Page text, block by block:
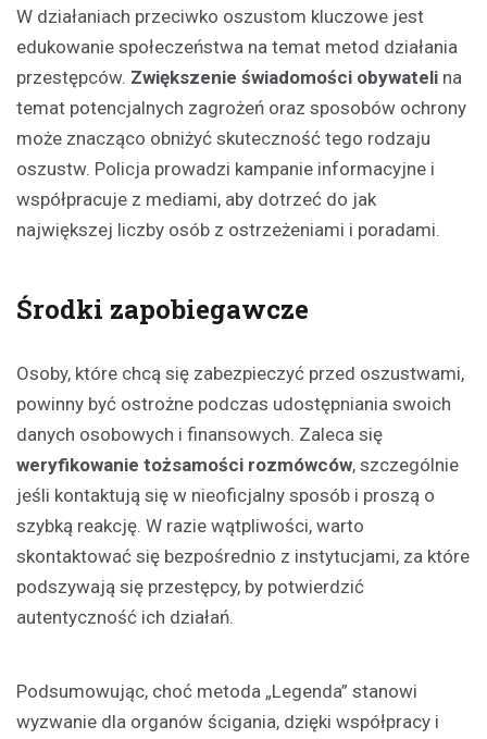
W działaniach przeciwko oszustom kluczowe jest
edukowanie społeczeństwa na temat metod działania
przestępców. Zwiększenie świadomości obywateli na
temat potencjalnych zagrożeń oraz sposobów ochrony
może znacząco obniżyć skuteczność tego rodzaju
oszustw. Policja prowadzi kampanie informacyjne i
współpracuje z mediami, aby dotrzeć do jak
największej liczby osób z ostrzeżeniami i poradami.
Środki zapobiegawcze
Osoby, które chcą się zabezpieczyć przed oszustwami,
powinny być ostrożne podczas udostępniania swoich
danych osobowych i finansowych. Zaleca się
weryfikowanie tożsamości rozmówców, szczególnie
jeśli kontaktują się w nieoficjalny sposób i proszą o
szybką reakcję. W razie wątpliwości, warto
skontaktować się bezpośrednio z instytucjami, za które
podszywają się przestępcy, by potwierdzić
autentyczność ich działań.
Podsumowując, choć metoda „Legenda” stanowi
wyzwanie dla organów ścigania, dzięki współpracy i